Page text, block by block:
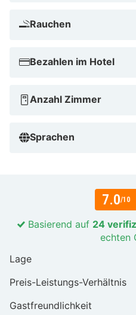
Rauchen
Bezahlen im Hotel
Anzahl Zimmer
Sprachen
7.0/10
Basierend auf 24
echten
Lage
Preis-Leistungs-Verhältnis
Gastfreundlichkeit